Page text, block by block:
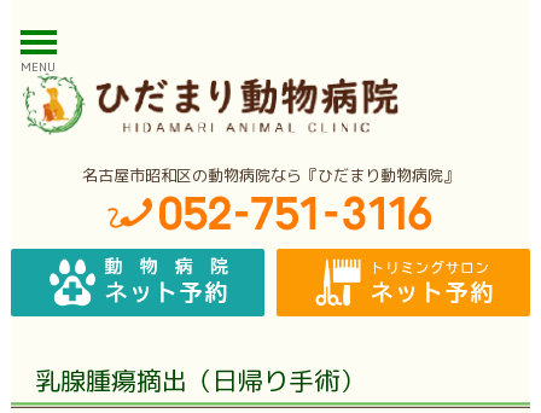
MENU
名古屋市昭和区の動物病院なら『ひだまり動物病院』
乳腺腫瘍摘出（日帰り手術）